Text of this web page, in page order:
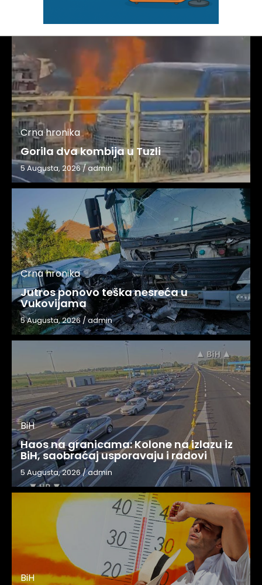
Crna hronika
Gorila dva kombija u Tuzli
5 Augusta, 2026/admin
Crna hronika
Jutros ponovo teška nesreća u
Vukovijama
5 Augusta, 2026/admin
BiH
Haos na granicama: Kolone na izlazu iz
BiH, saobraćaj usporavaju i radovi
5 Augusta, 2026/admin
BiH